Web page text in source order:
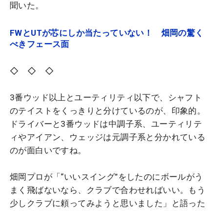
聞いた。
FWとUTが芯にしか当たっていない！ 畑岡の驚く
べきフェース面
◇ ◇ ◇
3番ウッド以上とユーティリティ以下で、シャフト
のテイストをくっきりと分けているのが、印象的。
ドライバーと3番ウッドは中調子系、ユーティリテ
ィやアイアン、ウェッジは元調子系と分かれている
のが面白いですね。
畑岡プロが「“いいスイング”をしたのにボールがう
まく飛ばないなら、クラブで合わせればいい。もう
少しクラブに頼ってみようと思いました」と語った